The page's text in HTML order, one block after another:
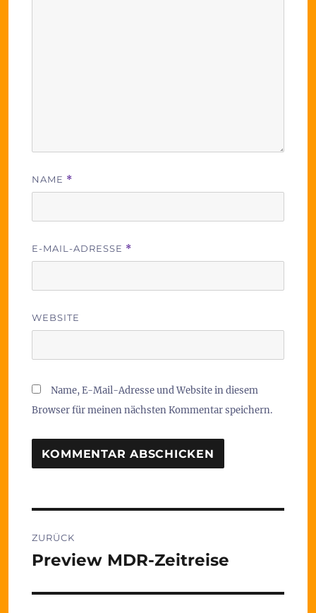
NAME *
E-MAIL-ADRESSE *
WEBSITE
Name, E-Mail-Adresse und Website in diesem
Browser für meinen nächsten Kommentar speichern.
ZURÜCK
Vorheriger
Preview MDR-Zeitreise